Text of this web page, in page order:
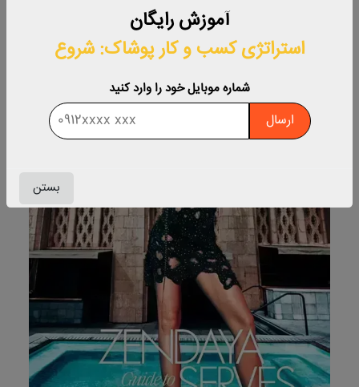
آموزش رایگان
استراتژی کسب‌ و کار پوشاک: شروع
شماره موبایل خود را وارد کنید
ارسال
بستن